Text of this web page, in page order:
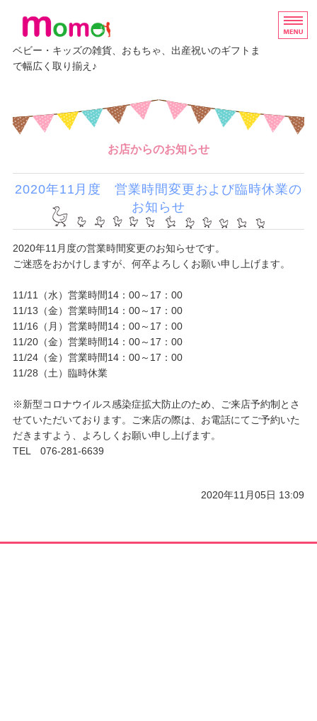
ベビー・キッズの雑貨、おもちゃ、出産祝いのギフトま
で幅広く取り揃え♪
グッズ
エルゴベビー
イベント・講座情報
お店からのお知らせ
2020年11月度 営業時間変更および臨時休業の
お知らせ
2020年11月度の営業時間変更のお知らせです。
ご迷惑をおかけしますが、何卒よろしくお願い申し上げます。
11/11（水）営業時間14：00～17：00
11/13（金）営業時間14：00～17：00
11/16（月）営業時間14：00～17：00
11/20（金）営業時間14：00～17：00
11/24（金）営業時間14：00～17：00
11/28（土）臨時休業
※新型コロナウイルス感染症拡大防止のため、ご来店予約制とさ
せていただいております。ご来店の際は、お電話にてご予約いた
だきますよう、よろしくお願い申し上げます。
TEL 076-281-6639
2020年11月05日 13:09